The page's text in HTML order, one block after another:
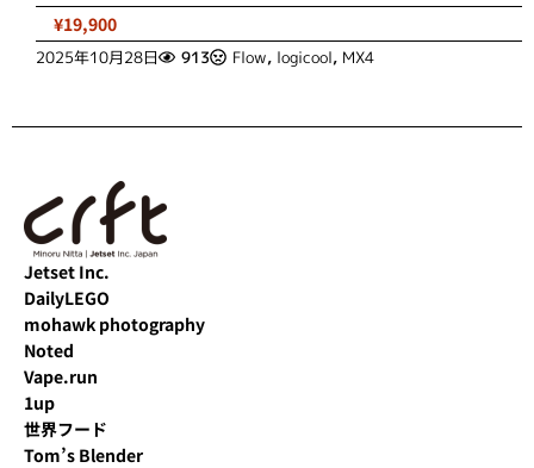
¥19,900
2025年10月28日 913 Flow, logicool, MX4
Jetset Inc.
DailyLEGO
mohawk photography
Noted
Vape.run
1up
世界フード
Tom’s Blender